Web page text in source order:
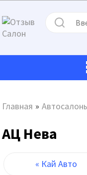
Главная »
АЦ Нева
« Кай Авто